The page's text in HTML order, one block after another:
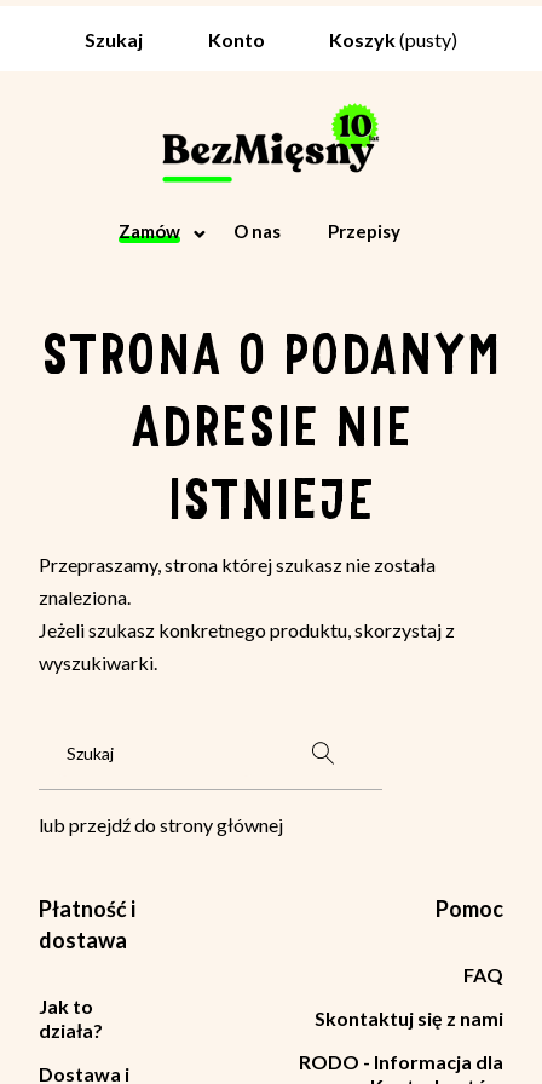
Zamów O nas Przepisy
Szukaj Konto Koszyk(pusty)
STRONA O PODANYM
ADRESIE NIE
ISTNIEJE
Przepraszamy, strona której szukasz nie została
znaleziona.
Jeżeli szukasz konkretnego produktu, skorzystaj z
wyszukiwarki.
lub przejdź do strony głównej
Płatność i
dostawa
Jak to
działa?
Dostawa i
Pomoc
FAQ
Skontaktuj się z nami
RODO - Informacja dla